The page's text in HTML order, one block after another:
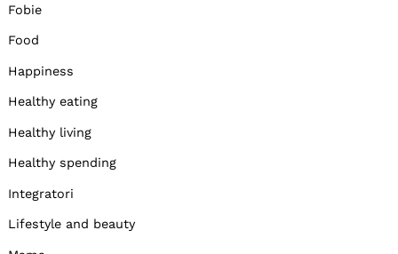
Fobie
Food
Happiness
Healthy eating
Healthy living
Healthy spending
Integratori
Lifestyle and beauty